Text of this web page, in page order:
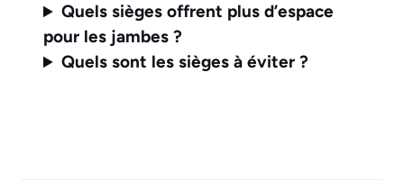
Quels sièges offrent plus d’espace
pour les jambes ?
Quels sont les sièges à éviter ?